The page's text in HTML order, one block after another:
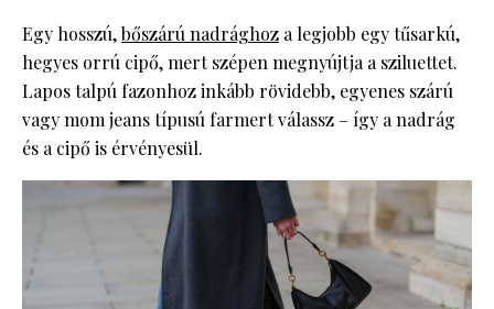
Egy hosszú,bőszárú nadrághoz a legjobb egy tűsarkú,
hegyes orrú cipő, mert szépen megnyújtja a sziluettet.
Lapos talpú fazonhoz inkább rövidebb, egyenes szárú
vagy mom jeans típusú farmert válassz – így a nadrág
és a cipő is érvényesül.